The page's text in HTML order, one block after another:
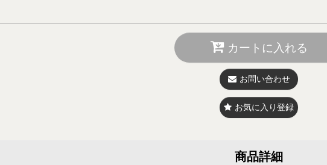
カートに入れる
お問い合わせ
お気に入り登録
商品詳細